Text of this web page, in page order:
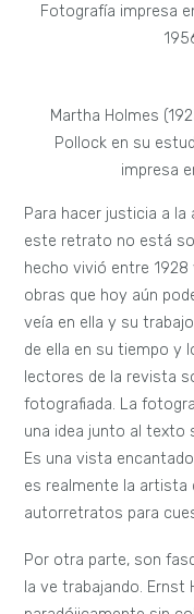
Fotografía impresa
Martha Holmes
Pollock en su
impresa
Para hacer justicia a
este retrato no está
hecho vivió entre 1928
obras que hoy aún
veía en ella y su
de ella en su tiempo y
lectores de la revista
fotografiada. La
una idea junto al texto
Es una vista
es realmente la artista
autorretratos para
Por otra parte, son
la ve trabajando. Ernst